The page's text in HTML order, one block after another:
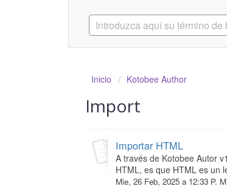
Inicio Kotobee Author
Import
Importar HTML
A través de Kotobee Autor
HTML, es que HTML es un
Mie, 26 Feb, 2025 a 12:33 P.